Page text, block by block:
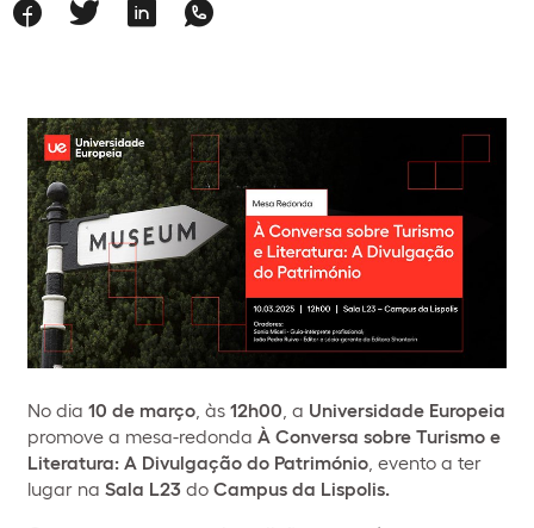
No dia 10 de março , às 12h00 , a Universidade Europeia
promove a mesa-redonda À Conversa sobre Turismo e
Literatura: A Divulgação do Património , evento a ter
lugar na Sala L23 do Campus da Lispolis.